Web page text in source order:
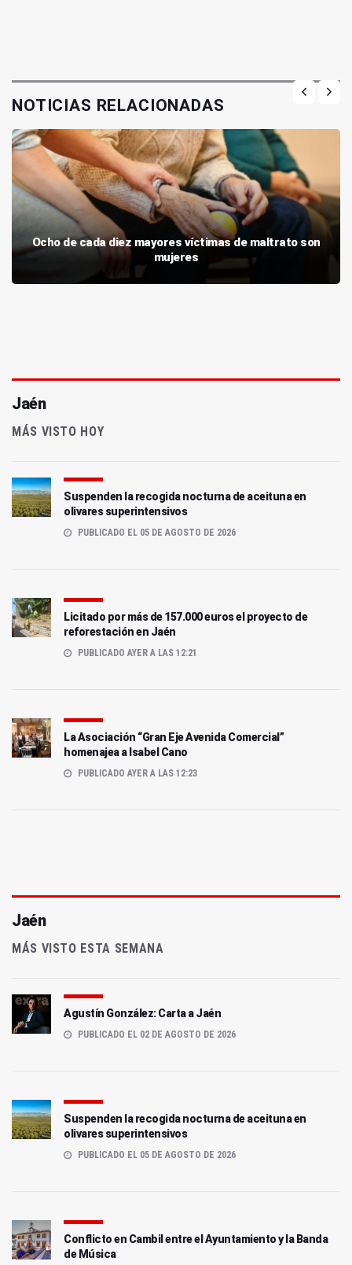
NOTICIAS RELACIONADAS
Ocho de cada diez mayores víctimas de maltrato son
mujeres
Jaén
MÁS VISTO HOY
Suspenden la recogida nocturna de aceituna en
olivares superintensivos
PUBLICADO EL 05 DE AGOSTO DE 2026
Licitado por más de 157.000 euros el proyecto de
reforestación en Jaén
PUBLICADO AYER A LAS 12:21
La Asociación “Gran Eje Avenida Comercial”
homenajea a Isabel Cano
PUBLICADO AYER A LAS 12:23
Jaén
MÁS VISTO ESTA SEMANA
Agustín González: Carta a Jaén
PUBLICADO EL 02 DE AGOSTO DE 2026
Suspenden la recogida nocturna de aceituna en
olivares superintensivos
PUBLICADO EL 05 DE AGOSTO DE 2026
Conflicto en Cambil entre el Ayuntamiento y la Banda
de Música